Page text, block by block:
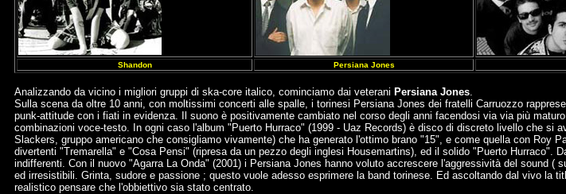
Shandon Persiana Jones
Analizzando da vicino i migliori gruppi di ska-core italico, cominciamo dai veterani Persiana Jones.
Sulla scena da oltre 10 anni, con moltissimi concerti alle spalle, i torinesi Persiana Jones dei fratelli Carruozzo
punk-attitude con i fiati in evidenza. Il suono è positivamente cambiato nel corso degli anni facendosi via via più
combinazioni voce-testo. In ogni caso l'album "Puerto Hurraco" (1999 - Uaz Records) è disco di discreto livello che si
Slackers, gruppo americano che consigliamo vivamente) che ha generato l'ottimo brano "15", e come quella con Roy
divertenti "Tremarella" e "Cosa Pensi" (ripresa da un pezzo degli inglesi Housemartins), ed il solido "Puerto Hurraco".
indifferenti. Con il nuovo "Agarra La Onda" (2001) i Persiana Jones hanno voluto accrescere l'aggressività del sound
ed irresistibili. Grinta, sudore e passione ; questo vuole adesso esprimere la band torinese. Ed ascoltando dal vivo la
realistico pensare che l'obbiettivo sia stato centrato.